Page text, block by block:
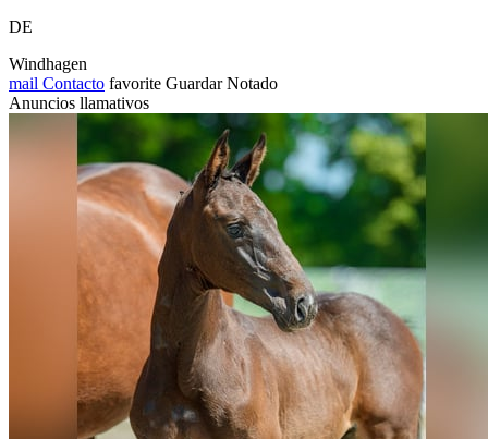
DE
Windhagen
mail Contacto favorite Guardar Notado
Anuncios llamativos